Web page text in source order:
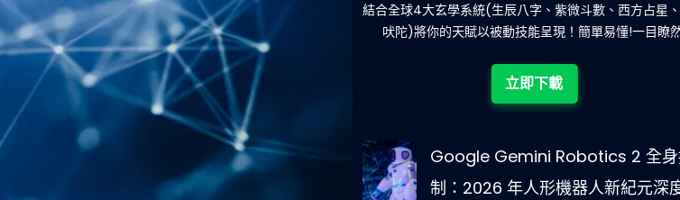
一鍵配搭出三餸一湯的完美晚餐組合,以後免除晚餐吃什麽的煩
惱
立即下載
結合全球4大玄學系統(生辰八字、紫微斗數、西方占星
吠陀)將你的天賦以被動技能呈現！簡單易懂!一目瞭
立即下載
Google Gemini Robotics 2 全
制：2026 年人形機器人新紀元深